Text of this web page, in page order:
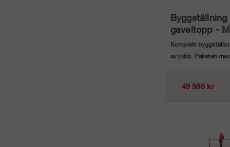
Byggställning
gaveltopp -
Rotax Hybrid
Komplett
av jobb. Paketen
49 988 kr